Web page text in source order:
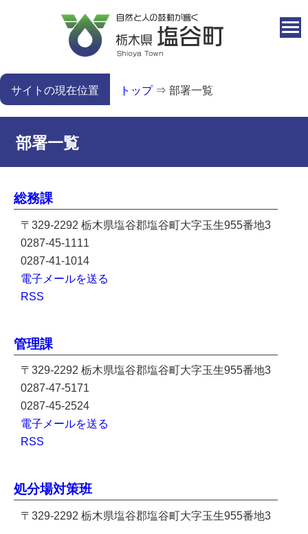
サイトの現在位置 トップ⇒ 部署一覧
部署一覧
総務課
〒329-2292 栃木県塩谷郡塩谷町大字玉生955番地3
0287-45-1111
0287-41-1014
電子メールを送る
RSS
管理課
〒329-2292 栃木県塩谷郡塩谷町大字玉生955番地3
0287-47-5171
0287-45-2524
電子メールを送る
RSS
処分場対策班
〒329-2292 栃木県塩谷郡塩谷町大字玉生955番地3